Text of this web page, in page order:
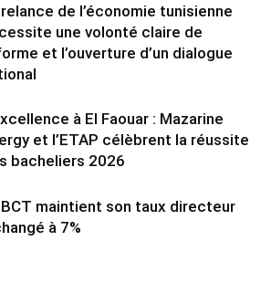
de l’économie tunisienne
une volonté claire de
et l’ouverture d’un dialogue
à El Faouar : Mazarine
et l’ETAP célèbrent la réussite
bacheliers 2026
BCT maintient son taux directeur
à 7%